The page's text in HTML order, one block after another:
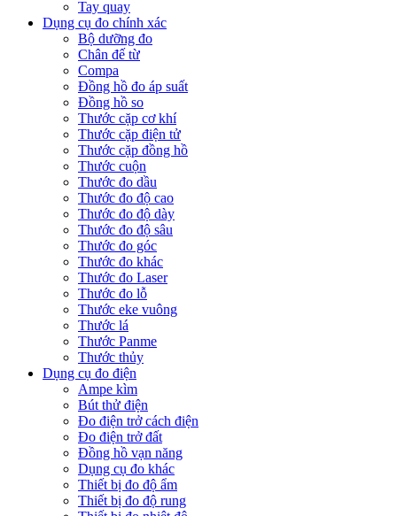
Tay quay
Dụng cụ đo chính xác
Bộ dưỡng đo
Chân đế từ
Compa
Đồng hồ đo áp suất
Đồng hồ so
Thước cặp cơ khí
Thước cặp điện tử
Thước cặp đồng hồ
Thước cuộn
Thước đo dầu
Thước đo độ cao
Thước đo độ dày
Thước đo độ sâu
Thước đo góc
Thước đo khác
Thước đo Laser
Thước đo lỗ
Thước eke vuông
Thước lá
Thước Panme
Thước thủy
Dụng cụ đo điện
Ampe kìm
Bút thử điện
Đo điện trở cách điện
Đo điện trở đất
Đồng hồ vạn năng
Dụng cụ đo khác
Thiết bị đo độ ẩm
Thiết bị đo độ rung